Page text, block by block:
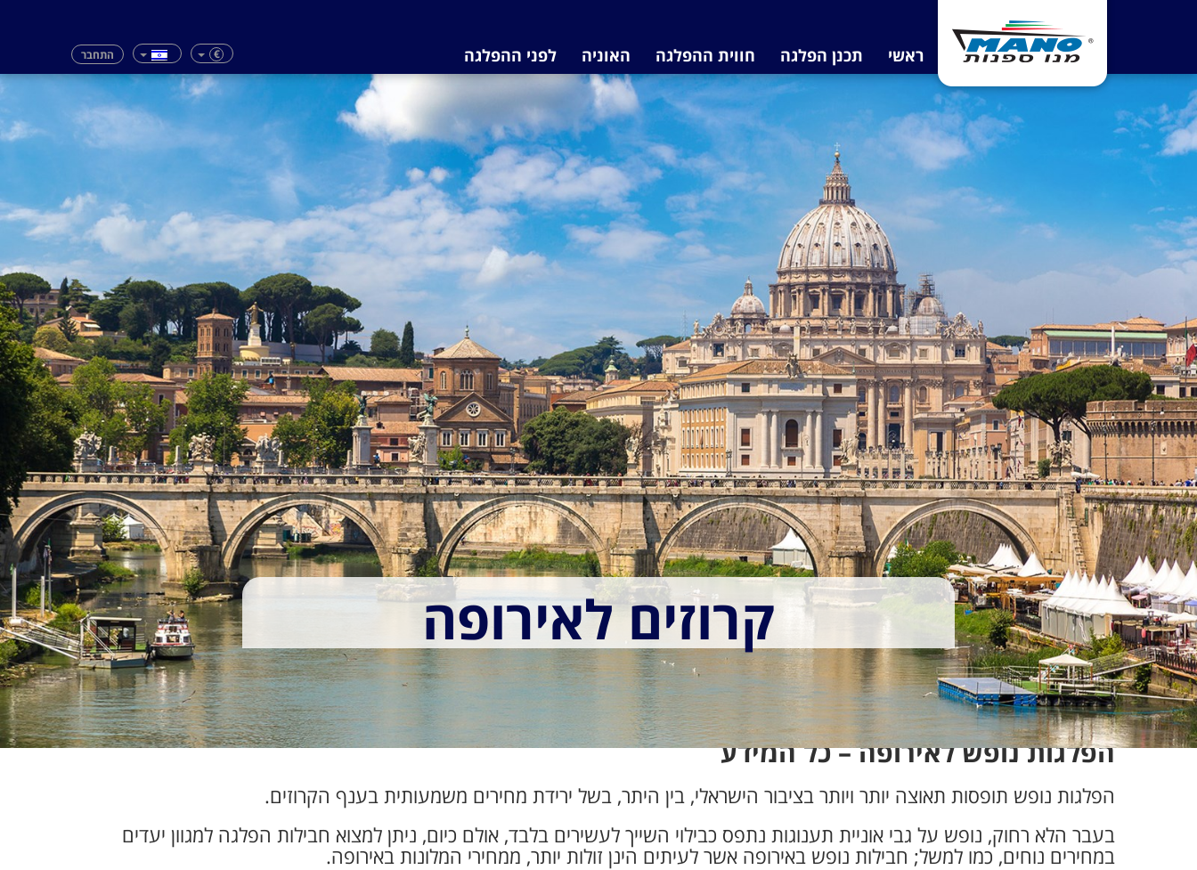
ראשי תכנן הפלגה חווית ההפלגה האוניה לפני ההפלגה € התחבר
קרוזים לאירופה
הפלגות נופש לאירופה – כל המידע
הפלגות נופש תופסות תאוצה יותר ויותר בציבור הישראלי, בין היתר, בשל ירידת מחירים משמעותית בענף הקרוזים.
בעבר הלא רחוק, נופש על גבי אוניית תענוגות נתפס כבילוי השייך לעשירים בלבד, אולם כיום, ניתן למצוא חבילות הפלגה למגוון יעדים
במחירים נוחים, כמו למשל; חבילות נופש באירופה אשר לעיתים הינן זולות יותר, ממחירי המלונות באירופה.